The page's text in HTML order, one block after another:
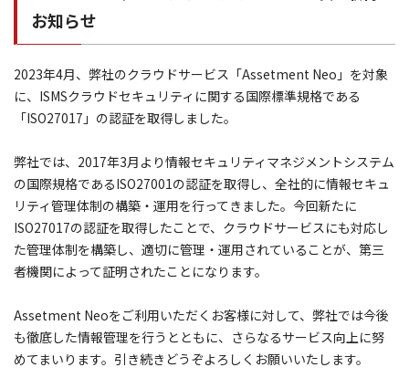
お知らせ
2023年4月、弊社のクラウドサービス「Assetment Neo」を対象
に、ISMSクラウドセキュリティに関する国際標準規格である
「ISO27017」の認証を取得しました。
弊社では、2017年3月より情報セキュリティマネジメントシステム
の国際規格であるISO27001の認証を取得し、全社的に情報セキュ
リティ管理体制の構築・運用を行ってきました。今回新たに
ISO27017の認証を取得したことで、クラウドサービスにも対応し
た管理体制を構築し、適切に管理・運用されていることが、第三
者機関によって証明されたことになります。
Assetment Neoをご利用いただくお客様に対して、弊社では今後
も徹底した情報管理を行うとともに、さらなるサービス向上に努
めてまいります。引き続きどうぞよろしくお願いいたします。